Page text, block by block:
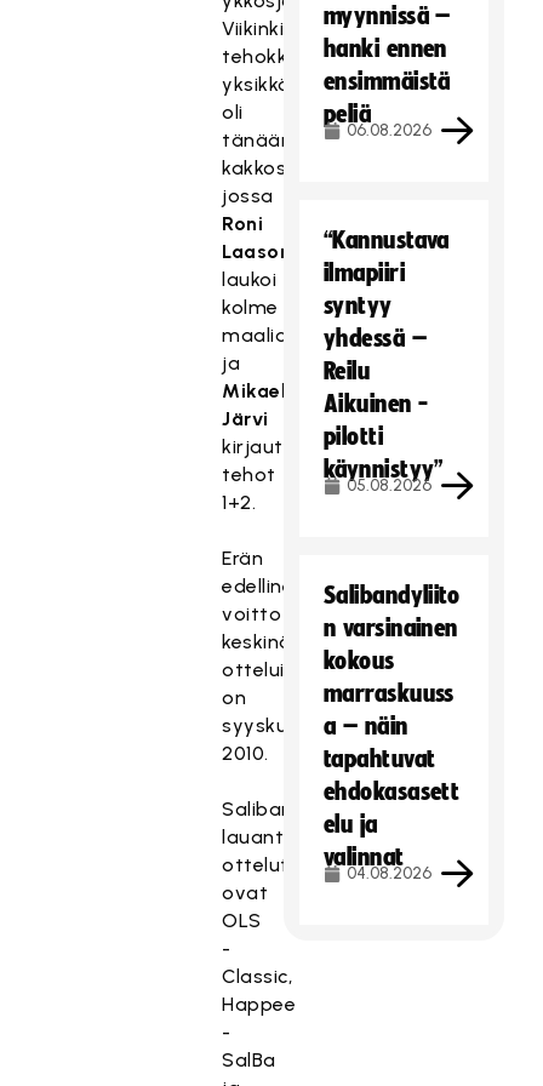
Viikinkien
tehokkain
yksikkö
oli
tänään
kakkosketju,
jossa
Roni
Laasonen
laukoi
kolme
maalia
ja
Mikael
Järvi
kirjautti
tehot
1+2.
Erän
edellinen
voitto
keskinäisistä
otteluista
on
syyskuulta
2010.
Salibandyliigan
lauantain
ottelut
ovat
OLS
-
Classic,
Happee
-
SalBa
myynnissä –
hanki ennen
ensimmäistä
peliä
06.08.2026
“Kannustava
ilmapiiri
syntyy
yhdessä –
Reilu
Aikuinen -
pilotti
käynnistyy”
05.08.2026
Salibandyliito
n varsinainen
kokous
marraskuuss
a – näin
tapahtuvat
ehdokasasett
elu ja
valinnat
04.08.2026